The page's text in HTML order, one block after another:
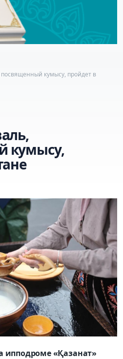
кумысу, пройдет в
кумысу,
ипподроме «Қазанат»